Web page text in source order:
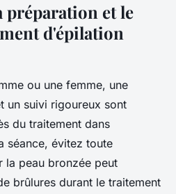
préparation et le
d'épilation
ou une femme, une
un suivi rigoureux sont
du traitement dans
séance, évitez toute
la peau bronzée peut
brûlures durant le traitement